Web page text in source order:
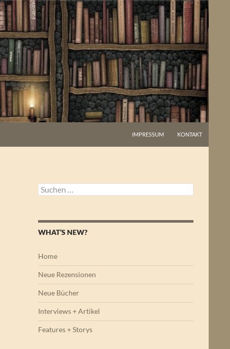
IMPRESSUM KONTAKT
Suchen
nach:
WHAT’S NEW?
Home
Neue Rezensionen
Neue Bücher
Interviews + Artikel
Features + Storys